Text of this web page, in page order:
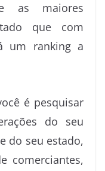
as maiores
que com
um ranking a
é pesquisar
do seu
do seu estado,
comerciantes,